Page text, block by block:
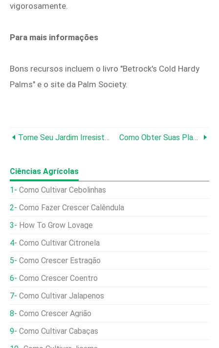
vigorosamente.
Para mais informações
Bons recursos incluem o livro "Betrock's Cold Hardy
Palms" e o site da Palm Society.
Torne Seu Jardim Irresistível Para Borboletas Com Essas Plantas E Dicas Como Obter Suas Plantas De Casa Durante O Inverno
Ciências Agrícolas
Como Cultivar Cebolinhas
Como Fazer Crescer Calêndula
How To Grow Lovage
Como Cultivar Citronela
Como Crescer Estragão
Como Crescer Coentro
Como Cultivar Jalapenos
Como Crescer Agrião
Como Cultivar Cabaças